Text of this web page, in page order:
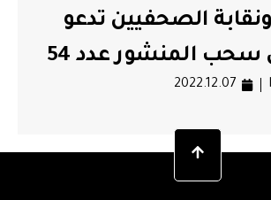
الصحفيين تدعو
المنشور عدد 54
2022.12.07